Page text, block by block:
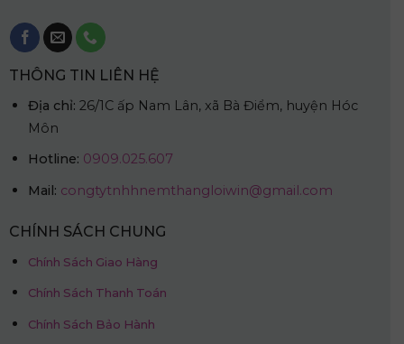
THÔNG TIN LIÊN HỆ
Địa chỉ: 26/1C ấp Nam Lân, xã Bà Điểm, huyện Hóc
Môn
Hotline: 0909.025.607
Mail: congtytnhhnemthangloiwin@gmail.com
CHÍNH SÁCH CHUNG
Chính Sách Giao Hàng
Chính Sách Thanh Toán
Chính Sách Bảo Hành